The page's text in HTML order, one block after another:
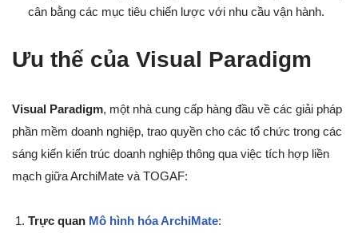
cân bằng các mục tiêu chiến lược với nhu cầu vận hành.
Ưu thế của Visual Paradigm
Visual Paradigm, một nhà cung cấp hàng đầu về các giải pháp
phần mềm doanh nghiệp, trao quyền cho các tổ chức trong các
sáng kiến kiến trúc doanh nghiệp thông qua việc tích hợp liền
mạch giữa ArchiMate và TOGAF:
Trực quan Mô hình hóa ArchiMate: